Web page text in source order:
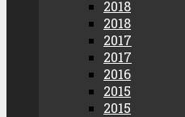
2018
2018
2017
2017
2016
2015
2015